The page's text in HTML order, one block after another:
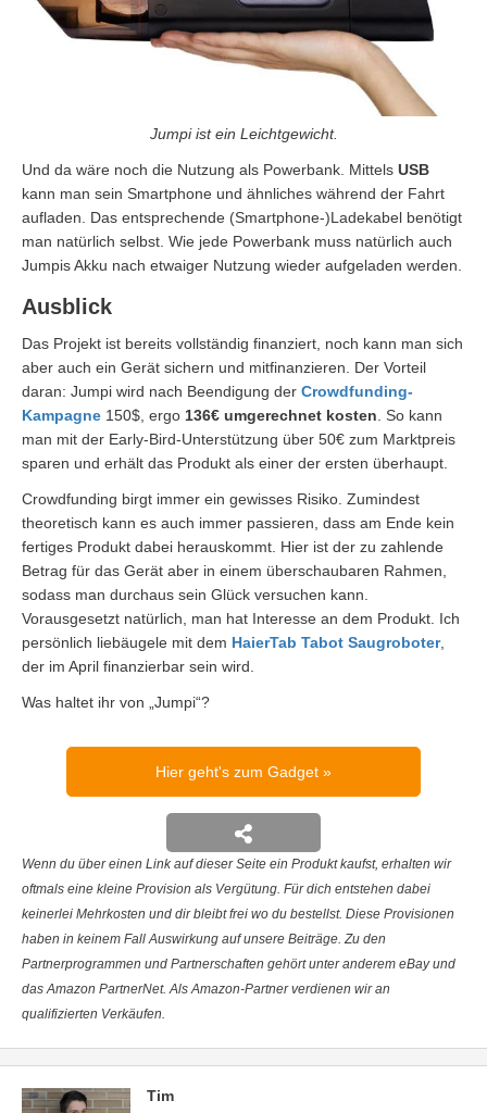
Jumpi ist ein Leichtgewicht.
Und da wäre noch die Nutzung als Powerbank. Mittels USB
kann man sein Smartphone und ähnliches während der Fahrt
aufladen. Das entsprechende (Smartphone-)Ladekabel benötigt
man natürlich selbst. Wie jede Powerbank muss natürlich auch
Jumpis Akku nach etwaiger Nutzung wieder aufgeladen werden.
Ausblick
Das Projekt ist bereits vollständig finanziert, noch kann man sich
aber auch ein Gerät sichern und mitfinanzieren. Der Vorteil
daran: Jumpi wird nach Beendigung der Crowdfunding-
Kampagne 150$, ergo 136€ umgerechnet kosten . So kann
man mit der Early-Bird-Unterstützung über 50€ zum Marktpreis
sparen und erhält das Produkt als einer der ersten überhaupt.
Crowdfunding birgt immer ein gewisses Risiko. Zumindest
theoretisch kann es auch immer passieren, dass am Ende kein
fertiges Produkt dabei herauskommt. Hier ist der zu zahlende
Betrag für das Gerät aber in einem überschaubaren Rahmen,
sodass man durchaus sein Glück versuchen kann.
Vorausgesetzt natürlich, man hat Interesse an dem Produkt. Ich
persönlich liebäugele mit dem HaierTab Tabot Saugroboter,
der im April finanzierbar sein wird.
Was haltet ihr von „Jumpi“?
Hier geht's zum Gadget
Wenn du über einen Link auf dieser Seite ein Produkt kaufst, erhalten wir
oftmals eine kleine Provision als Vergütung. Für dich entstehen dabei
keinerlei Mehrkosten und dir bleibt frei wo du bestellst. Diese Provisionen
haben in keinem Fall Auswirkung auf unsere Beiträge. Zu den
Partnerprogrammen und Partnerschaften gehört unter anderem eBay und
das Amazon PartnerNet. Als Amazon-Partner verdienen wir an
qualifizierten Verkäufen.
Tim